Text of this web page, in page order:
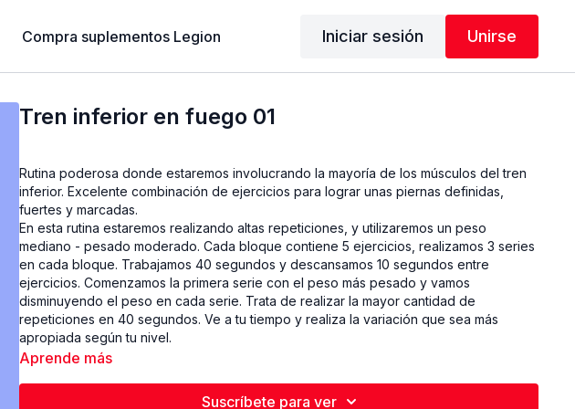
Compra suplementos Legion Iniciar sesión Unirse
Tren inferior en fuego 01
Rutina poderosa donde estaremos involucrando la mayoría de los músculos del tren
inferior. Excelente combinación de ejercicios para lograr unas piernas definidas,
fuertes y marcadas.
En esta rutina estaremos realizando altas repeticiones, y utilizaremos un peso
mediano - pesado moderado. Cada bloque contiene 5 ejercicios, realizamos 3 series
en cada bloque. Trabajamos 40 segundos y descansamos 10 segundos entre
ejercicios. Comenzamos la primera serie con el peso más pesado y vamos
disminuyendo el peso en cada serie. Trata de realizar la mayor cantidad de
repeticiones en 40 segundos. Ve a tu tiempo y realiza la variación que sea más
apropiada según tu nivel.
- Mancuernas 1 x 15 lbs, 1 x 20 lbs, 1 x 25 lbs
Aprende más
Suscríbete para ver